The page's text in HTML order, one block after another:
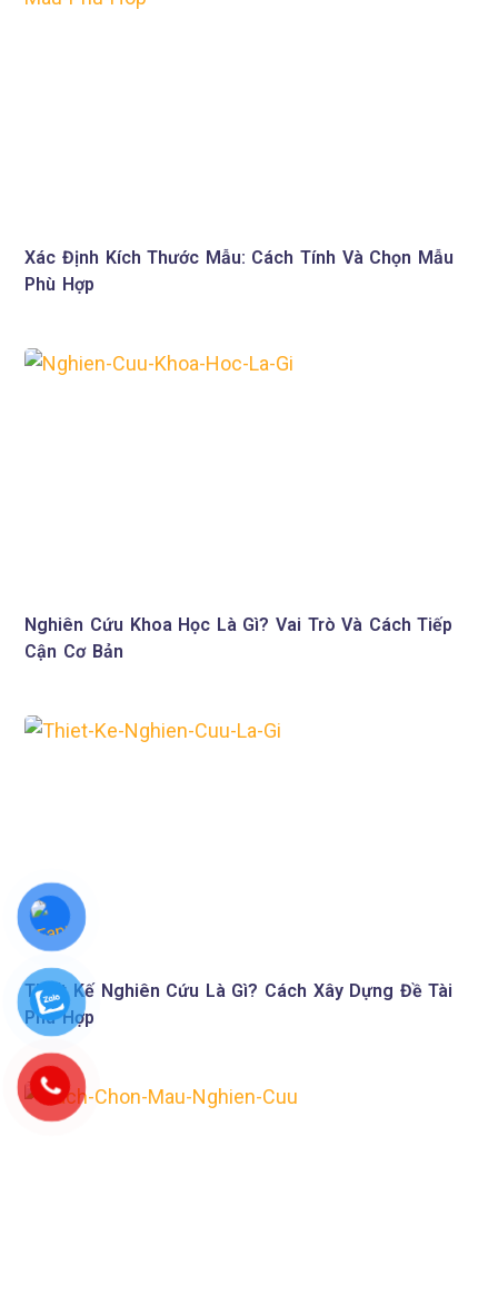
Xác Định Kích Thước Mẫu: Cách Tính Và Chọn Mẫu
Phù Hợp
Nghiên Cứu Khoa Học Là Gì? Vai Trò Và Cách Tiếp
Cận Cơ Bản
Thiết Kế Nghiên Cứu Là Gì? Cách Xây Dựng Đề Tài
Phù Hợp